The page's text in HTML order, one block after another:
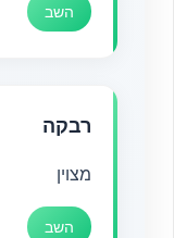
השב
רבקה
מצוין
השב